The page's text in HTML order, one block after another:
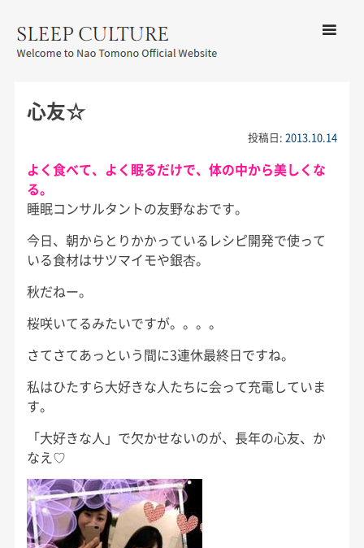
CULTURE
ー
ツへ移動
心友☆
投稿日:2013.10.14
よく食べて、よく眠るだけで、体の中から美しくな
る。
睡眠コンサルタントの友野なおです。
今日、朝からとりかかっているレシピ開発で使って
いる食材はサツマイモや銀杏。
秋だねー。
桜咲いてるみたいですが。。。。
さてさてあっという間に3連休最終日ですね。
私はひたすら大好きな人たちに会って充電していま
す。
「大好きな人」で欠かせないのが、長年の心友、か
なえ♡